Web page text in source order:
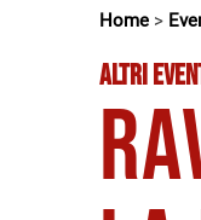
Home >
ALTRI